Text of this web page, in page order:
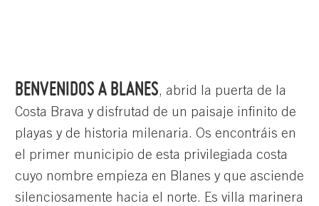
BENVENIDOS A BLANES, abrid la puerta de la
Costa Brava y disfrutad de un paisaje infinito de
playas y de historia milenaria. Os encontráis en
el primer municipio de esta privilegiada costa
cuyo nombre empieza en Blanes y que asciende
silenciosamente hacia el norte. Es villa marinera